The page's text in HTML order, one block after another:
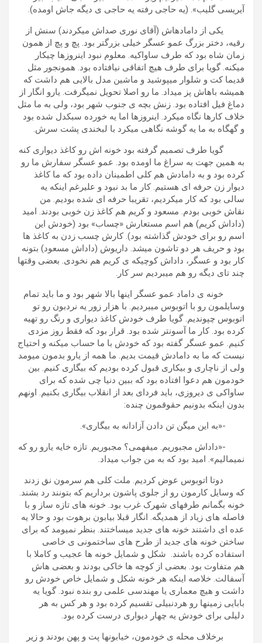
آیریسی گلیب». (یه حاجی رفته یه حاجی ی دیگه جاش اومده).
یکی از دامادهاش (آقای نوری صداش میکردند) سنش از
رقیه، دختر بزرگ عمو عسگر خیلی بزرگتر بود. پچ و پچ از همون
زمان شاه بود که طرف ساواکیه. معلوم نبود اینروزها چیکار
میکنه. گویا برای طرف هیچ اتفاقی نیافتاده بود. همونجور مثل
قدیما کت و شلوار میپوشید و ماشین مدل بالایی هم داشت که
همیشه باهاش پز میداد. ما رو اصلا تحویل نمیگرفت. یارو انگار از
دماغ فیل افتاده بود. زنش بچه ی جنوب شهر بود، ولی به ما مثل
خلاف کارها نگاه میکرد. اینروزها اما یه خورده سبکدل شده بود
و گهگاه به ما یه گوشه نگاهی میکرد با لبخندی پشت سرش.
گویا طرف تصمیم گرفته بود خونه اش رو کاغذ دیواری کنه
به همین جهت به سراغ ما اومده بود. عمو عسگر سفارش ما رو
کرده بود و به دامادش هم کلی اطمینان داده بود که ما کاغذ
دیوار زن حرفه ای هستیم. کار ما بد نبود و علیرغم اینکه یه
سالی بود که کار میکردیم، تقریبا حرفه ای شده بودیم. من
نقاش خوبی بودم. مسعود و کریم هم کاغذ زن خوبی بودند. امید
(داداش کریم) هم اسم مستعارش «چساب» بود (خودش این
اسم رو برای خودش گذاشته بود). کارش چسب زدن به کاغذ ها
بود و حریف هر دو تاشون میشد. داریوش (داداش مسعود) بتونه
کار بود و عسگر، داداش کوچیکه ی کریم هم نخودی. بعضی وقتها
چند تای دیگه رو هم میبردیم سر کار.
خونه ی داماد عمو عسگر اینها بالا شهر بود و ما باید تمام
وسایلمون رو با اتوبوس میبردیم. با هزار زور یه نردبون رو تو
اتوبوس چپوندیم. گویا طرف خودش کاغذ دیواری و رنگ رو تهیه
کرده بود. کار ما آسونتر شده بود. قرار بود که فقط روز مزدی
کنیم. عمو عسگر گفته بود که خودش با ما حساب میکنه و احتیاج
نیست که ما به دامادش قیمت بدیم. ما همه از یارو بدمون میومد
ولی از ناچاری و بیکاری قبول کرده بودیم که بیگاری کنیم. بین
خودمون هم دعوا افتاده بود که ببین دنیا چی شده که برای
ساواکی ی دیروزی، باید فردای بعد از انقلاب بیگاری بکنیم. اونهم
بدون اینکه بدونیم حقوقمون چنده:
-«به این میگن تن دادن آزادانه به بیگاری».
-«داداش مجبوریم. میفهمی؟ مجبوریم. تازه خایه یارو رو که
نمیمالیم». امید بود که به من جواب میداد.
دوتا اتوبوس عوض کردیم. ملت کلی هم سرمون نق زدند
که وسایل کارمون رو از جلوی پاشون برداریم که بتونند رد بشند.
خونه بگمانم طرفهای شهرک غرب بود. خونه های تازه ساز و با
فاصله های زیاد از همدیگه. انگار قبلا بیابون برهوت بود و حالا یه
عده ای داشتند خونه های جدید میساختند. بنظر نمیومد که برای
ساختن خونه های جدید از طرح های ساختمونی ی خاصی
استفاده کرده باشند. شکل و شمایل خونه ها عجیب و کاملا با
هم متفاوت بود. بعضی از کوچه ها خاکی بودند و بعضی هاش
آسفالت. خلاصه اینکه هر خونه شکل و شمایل خاص خودش رو
داشت و هیچ معماری یا مهندسی علمی رو بنده نبود. گویا یه
بابایی زمینها رو هردنبیلی تقسیم کرده بود و هر کس به هر
دلیلی برای خودش یه چهار دیواری درست کرده بود.
برخلاف محله ی خودمون، خیابونها پت و پهن بودند و زیر